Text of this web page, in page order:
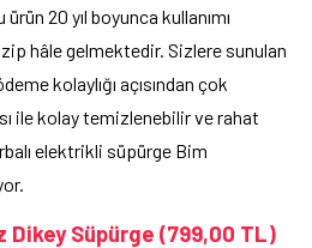
20 yıl boyunca kullanımı
hâle gelmektedir. Sizlere sunulan
kolaylığı açısından çok
ile kolay temizlenebilir ve rahat
elektrikli süpürge Bim
Dikey Süpürge (799,00 TL)